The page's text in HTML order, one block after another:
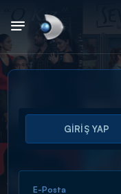
Arama
ARAMA
GİRİŞ YAP
E-Posta